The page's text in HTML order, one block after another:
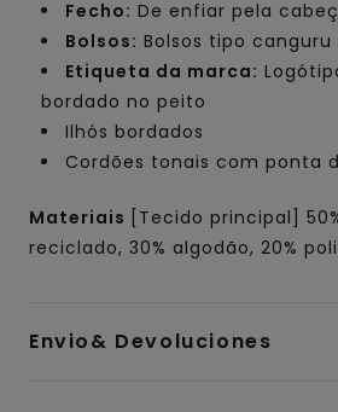
Fecho: De enfiar pela
Bolsos: Bolsos tipo canguru
Etiqueta da marca:
bordado no peito
Ilhós bordados
Cordões tonais com ponta
Materiais [Tecido principal]
reciclado, 30% algodão, 20%
Envio& Devoluciones